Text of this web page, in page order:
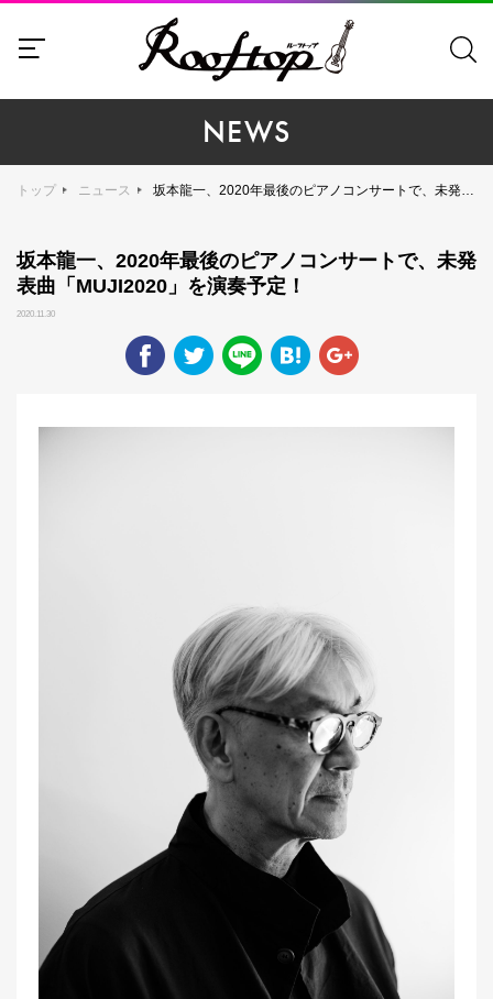
NEWS
トップ ニュース 坂本龍一、2020年最後のピアノコンサートで、未発表曲「MUJI2020」を演奏予定！
坂本龍一、2020年最後のピアノコンサートで、未発
表曲「MUJI2020」を演奏予定！
2020.11.30